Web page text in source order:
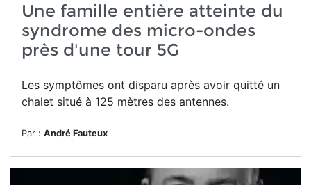
Une famille entière atteinte du
syndrome des micro-ondes
près d'une tour 5G
Les symptômes ont disparu après avoir quitté un
chalet situé à 125 mètres des antennes.
Par : André Fauteux